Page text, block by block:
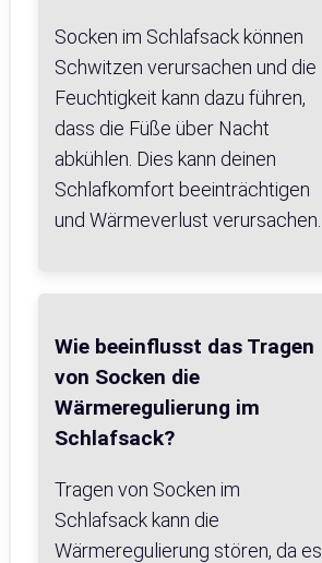
Socken im Schlafsack können
Schwitzen verursachen und die
Feuchtigkeit kann dazu führen,
dass die Füße über Nacht
abkühlen. Dies kann deinen
Schlafkomfort beeinträchtigen
und Wärmeverlust verursachen.
Wie beeinflusst das Tragen
von Socken die
Wärmeregulierung im
Schlafsack?
Tragen von Socken im
Schlafsack kann die
Wärmeregulierung stören, da es